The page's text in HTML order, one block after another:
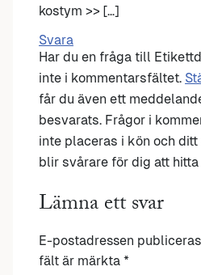
kostym >> […]
Svara
Har du en fråga till
inte i kommentarsfältet.
får du även ett
besvarats. Frågor i
inte placeras i kön och
blir svårare för dig att hitta
Lämna ett svar
E-postadressen
fält är märkta *